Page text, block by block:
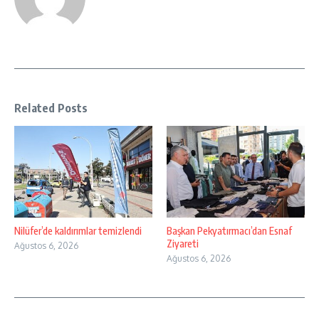
Related Posts
Nilüfer’de kaldırımlar temizlendi
Ağustos 6, 2026
Başkan Pekyatırmacı’dan Esnaf
Ziyareti
Ağustos 6, 2026